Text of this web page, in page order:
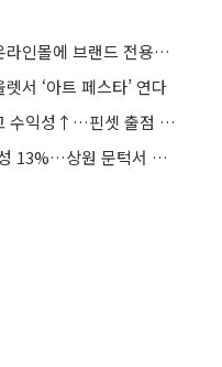
제네시스, 현대백화점 프리미엄 온라인몰에 브랜드 전용관 오픈
서 ‘아트 페스타’ 연다
신세계百 ‘시코르’, 점포 수 줄이고 수익성↑…핀셋 출점 전략 통했다
美 클래리티 법안 연내 통과 가능성 13%…상원 문턱서 제동